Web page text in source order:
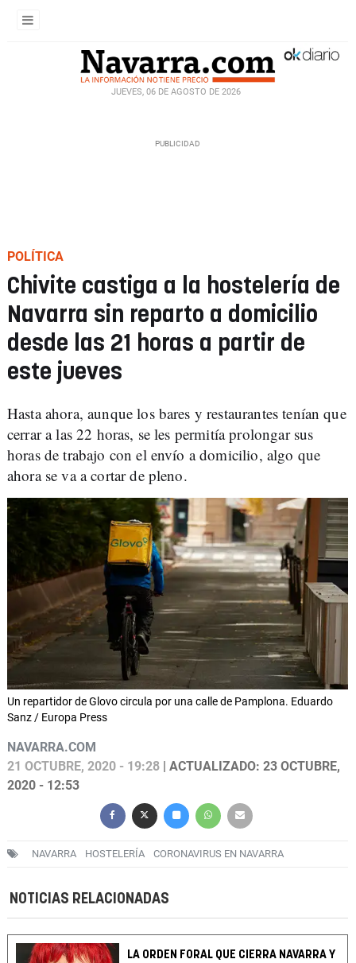
JUEVES, 06 DE AGOSTO DE 2026
POLÍTICA
Chivite castiga a la hostelería de
Navarra sin reparto a domicilio
desde las 21 horas a partir de
este jueves
Hasta ahora, aunque los bares y restaurantes tenían que
cerrar a las 22 horas, se les permitía prolongar sus
horas de trabajo con el envío a domicilio, algo que
ahora se va a cortar de pleno.
Un repartidor de Glovo circula por una calle de Pamplona. Eduardo
Sanz / Europa Press
NAVARRA.COM
21 OCTUBRE, 2020 - 19:28 | ACTUALIZADO: 23 OCTUBRE,
2020 - 12:53
NAVARRA HOSTELERÍA CORONAVIRUS EN NAVARRA
NOTICIAS RELACIONADAS
LA ORDEN FORAL QUE CIERRA NAVARRA Y